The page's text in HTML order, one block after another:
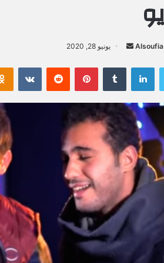
ل
ب
ي
د
ا
إ
ك
ت
ر
يونيو 28, 2020
لينكدإن بينتيريست